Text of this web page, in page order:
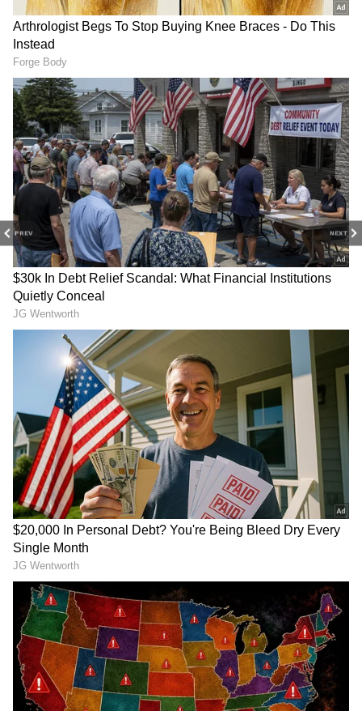
PREV NEXT
சாப்பிட கூடாது என்ற வரைமுறை உள்ளது.
பொதுவாக அரிசி, உருளைக்கிழங்கு
போன்று அதிக மாவுசத்து நிறைந்த
பொருட்களை சர்க்கரை நோயாளிகள்
சாப்பிடக்கூடாது என்றும், அவ்வாறு அதனை
சாப்பிட்டால் ரத்தத்தில் சர்க்கரையின் அளவு
உயரும் என்றும் நீண்ட நாட்களாகவே
கூறப்பட்டு வருகிறது.
6
ஆனால் தற்போதைய ஆய்வின்படி, அரிசி,
உருளைக்கிழங்கு போன்று அதிக மாவுசத்து
நிறைந்த உணவுகளை உண்ணுவது
சர்க்கரை நோயாளிகள் நல்லது என்று
கூறப்படுகிறது. அதை எப்படி சாப்பிட
வேண்டுமென்றால் சமைத்த அரிசையை